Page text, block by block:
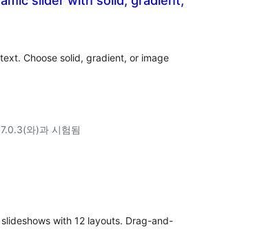
Choose solid, gradient, or image
7.0.3(와)과 시험됨
with 12 layouts. Drag-and-